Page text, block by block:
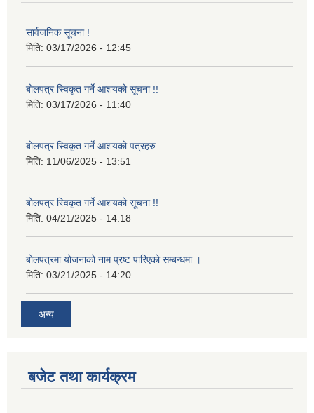
सार्वजनिक सूचना !
मिति: 03/17/2026 - 12:45
बोलपत्र स्विकृत गर्ने आशयको सूचना !!
मिति: 03/17/2026 - 11:40
बोलपत्र स्विकृत गर्ने आशयको पत्रहरु
मिति: 11/06/2025 - 13:51
बोलपत्र स्विकृत गर्ने आशयको सूचना !!
मिति: 04/21/2025 - 14:18
बोलपत्रमा योजनाको नाम प्रष्ट पारिएको सम्बन्धमा ।
मिति: 03/21/2025 - 14:20
अन्य
बजेट तथा कार्यक्रम